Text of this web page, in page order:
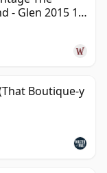
- Glen 2015 10
Boutique-y